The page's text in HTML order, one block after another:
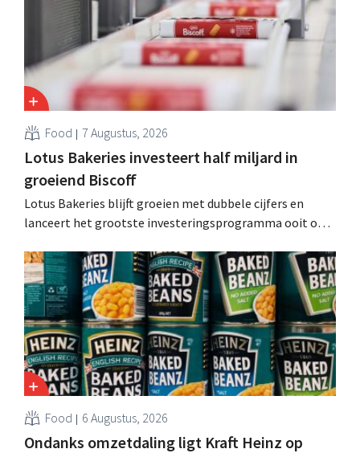
Food 7 Augustus, 2026
Lotus Bakeries investeert half miljard in
groeiend Biscoff
Lotus Bakeries blijft groeien met dubbele cijfers en
lanceert het grootste investeringsprogramma ooit om
moeten dit momentum grijpen”.
Food 6 Augustus, 2026
Ondanks omzetdaling ligt Kraft Heinz op